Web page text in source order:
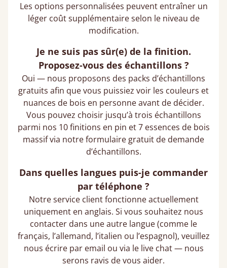
Les options personnalisées peuvent entraîner un
léger coût supplémentaire selon le niveau de
modification.
Je ne suis pas sûr(e) de la finition.
Proposez-vous des échantillons ?
Oui — nous proposons des packs d’échantillons
gratuits afin que vous puissiez voir les couleurs et
nuances de bois en personne avant de décider.
Vous pouvez choisir jusqu’à trois échantillons
parmi nos 10 finitions en pin et 7 essences de bois
massif via notre formulaire gratuit de demande
d’échantillons.
Dans quelles langues puis-je commander
par téléphone ?
Notre service client fonctionne actuellement
uniquement en anglais. Si vous souhaitez nous
contacter dans une autre langue (comme le
français, l’allemand, l’italien ou l’espagnol), veuillez
nous écrire par email ou via le live chat — nous
serons ravis de vous aider.